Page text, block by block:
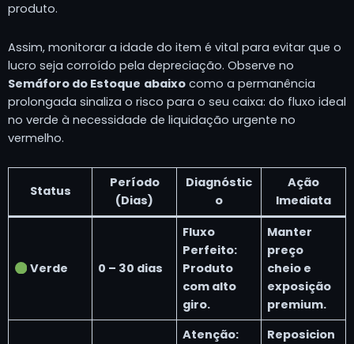
produto.
Assim, monitorar a idade do item é vital para evitar que o
lucro seja corroído pela depreciação. Observe no
Semáforo do Estoque abaixo como a permanência
prolongada sinaliza o risco para o seu caixa: do fluxo ideal
no verde à necessidade de liquidação urgente no
vermelho.
Status
Período
(Dias)
Diagnóstic
o
Ação
Imediata
Verde 0 – 30 dias
Fluxo
Perfeito:
Produto
com alto
giro.
Manter
preço
cheio e
exposição
premium.
Atenção:
Reposicion